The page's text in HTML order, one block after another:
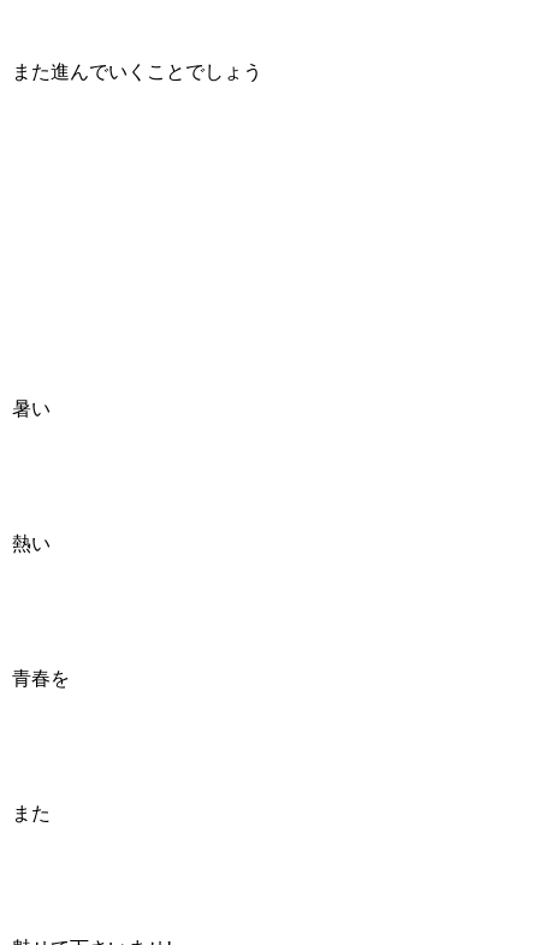
また進んでいくことでしょう
暑い
熱い
青春を
また